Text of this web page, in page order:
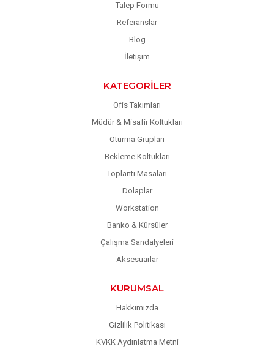
Talep Formu
Referanslar
Blog
İletişim
KATEGORILER
Ofis Takımları
Müdür & Misafir Koltukları
Oturma Grupları
Bekleme Koltukları
Toplantı Masaları
Dolaplar
Workstation
Banko & Kürsüler
Çalışma Sandalyeleri
Aksesuarlar
KURUMSAL
Hakkımızda
Gizlilik Politikası
KVKK Aydınlatma Metni